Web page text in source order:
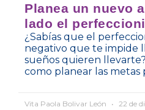
Planea un nuevo
lado el
¿Sabías que el
negativo que te impide
sueños quieren
como planear las metas
Vita Paola Bolivar León 22 de